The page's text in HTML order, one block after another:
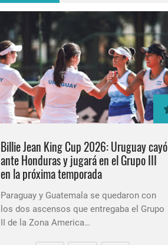
Billie Jean King Cup 2026: Uruguay cayó
ante Honduras y jugará en el Grupo III
en la próxima temporada
Paraguay y Guatemala se quedaron con
los dos ascensos que entregaba el Grupo
II de la Zona America…